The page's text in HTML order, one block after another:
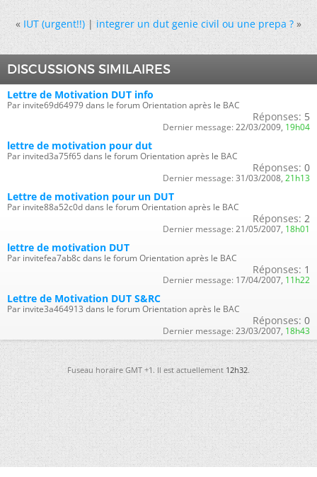
« IUT (urgent!!)|integrer un dut genie civil ou une prepa ? »
DISCUSSIONS SIMILAIRES
Lettre de Motivation DUT info
Par invite69d64979 dans le forum Orientation après le BAC
Réponses: 5
Dernier message: 22/03/2009, 19h04
lettre de motivation pour dut
Par invited3a75f65 dans le forum Orientation après le BAC
Réponses: 0
Dernier message: 31/03/2008, 21h13
Lettre de motivation pour un DUT
Par invite88a52c0d dans le forum Orientation après le BAC
Réponses: 2
Dernier message: 21/05/2007, 18h01
lettre de motivation DUT
Par invitefea7ab8c dans le forum Orientation après le BAC
Réponses: 1
Dernier message: 17/04/2007, 11h22
Lettre de Motivation DUT S&RC
Par invite3a464913 dans le forum Orientation après le BAC
Réponses: 0
Dernier message: 23/03/2007, 18h43
Fuseau horaire GMT +1. Il est actuellement12h32.